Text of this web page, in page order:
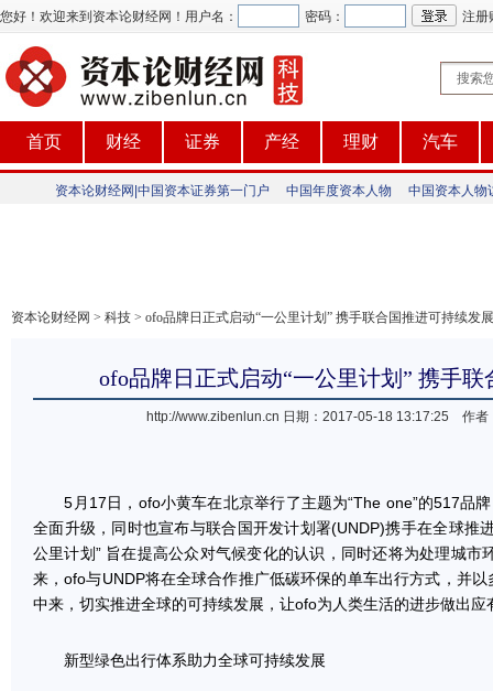
您好！欢迎来到资本论财经网！ 用户名： 密码： 注册
首页 财经 证券 产经 理财 汽车
资本论财经网|中国资本证券第一门户 中国年度资本人物 中国资本人物
资本论财经网 > 科技 > ofo品牌日正式启动“一公里计划” 携手联合国推进可持续发展
ofo品牌日正式启动“一公里计划” 携手
http://www.zibenlun.cn 日期：2017-05-18 13:17:25 作
5月17日，ofo小黄车在北京举行了主题为“The one”的517品
全面升级，同时也宣布与联合国开发计划署(UNDP)携手在全球推
公里计划” 旨在提高公众对气候变化的认识，同时还将为处理城市
来，ofo与UNDP将在全球合作推广低碳环保的单车出行方式，并
中来，切实推进全球的可持续发展，让ofo为人类生活的进步做出应
新型绿色出行体系助力全球可持续发展